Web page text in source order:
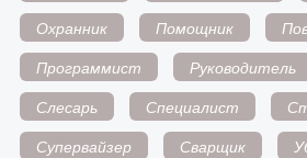
Охранник
Помощник
Программист
Руководитель
Слесарь
Специалист
Супервайзер
Сварщик